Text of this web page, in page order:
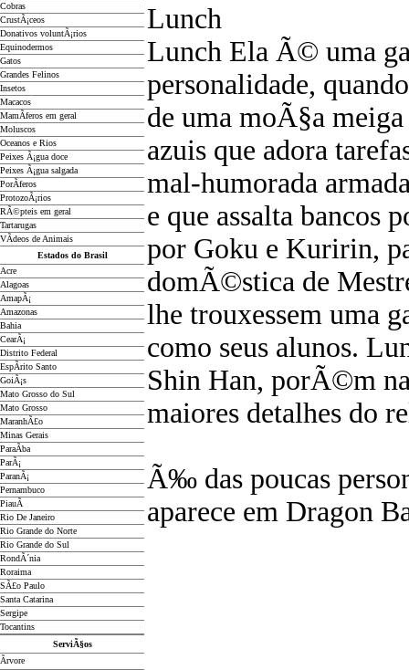
Cobras
CrustÃ¡ceos
Donativos voluntÃ¡rios
Equinodermos
Gatos
Grandes Felinos
Insetos
Macacos
MamÃ­feros em geral
Moluscos
Oceanos e Rios
Peixes Ã¡gua doce
Peixes Ã¡gua salgada
PorÃ­feros
ProtozoÃ¡rios
RÃ©pteis em geral
Tartarugas
VÃ­deos de Animais
Estados do Brasil
Acre
Alagoas
AmapÃ¡
Amazonas
Bahia
CearÃ¡
Distrito Federal
EspÃ­rito Santo
GoiÃ¡s
Mato Grosso do Sul
Mato Grosso
MaranhÃ£o
Minas Gerais
ParaÃ­ba
ParÃ¡
ParanÃ¡
Pernambuco
PiauÃ­
Rio De Janeiro
Rio Grande do Norte
Rio Grande do Sul
RondÃ´nia
Roraima
SÃ£o Paulo
Santa Catarina
Sergipe
Tocantins
ServiÃ§os
Ãrvore
Lunch
Lunch Ela Ã© uma
personalidade,
de uma moÃ§a
azuis que adora
mal-humorada
e que assalta bancos
por Goku e Kuririn,
domÃ©stica de
lhe trouxessem uma
como seus alunos.
Shin Han, porÃ©m
maiores detalhes do
Ã‰ das poucas
aparece em Dragon